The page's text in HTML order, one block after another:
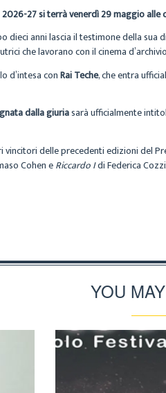
27 si terrà venerdì 29 maggio alle
dieci anni lascia il testimone della sua
che lavorano con il cinema
d’intesa conRai Teche, che entra
dalla giuriasarà ufficialmente
delle precedenti edizioni del
Cohen eRiccardo Idi Federica
YOU